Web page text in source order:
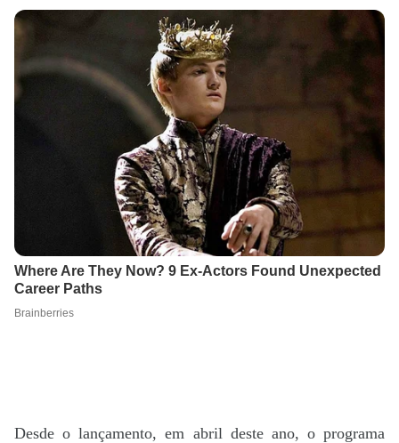
Desde o lançamento, em abril deste ano, o programa